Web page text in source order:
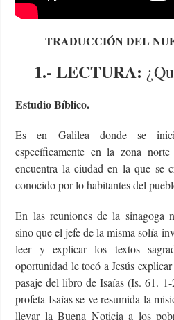
TRADUCCIÓN DEL
1.- LECTURA:
Estudio Bíblico.
Es en Galilea donde se
específicamente en la zona
encuentra la ciudad en la que se
conocido por lo habitantes del
En las reuniones de la sinagoga
sino que el jefe de la misma solía
leer y explicar los textos
oportunidad le tocó a Jesús
pasaje del libro de Isaías (Is. 61.
profeta Isaías se ve resumida la
llevar la Buena Noticia a los